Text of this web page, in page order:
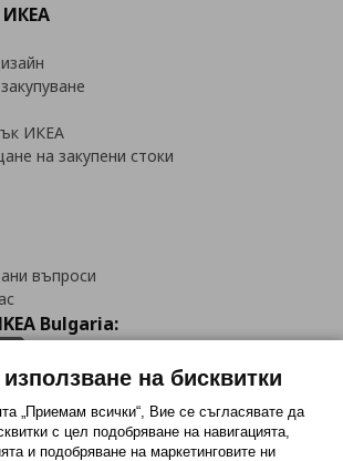
ИКЕА
ИКЕА
на закупени стоки
въпроси
Bulgaria:
на бисквитки
„Приемам всички“, Вие се съгласявате да
с цел подобряване на навигацията,
и подобряване на маркетинговите ни